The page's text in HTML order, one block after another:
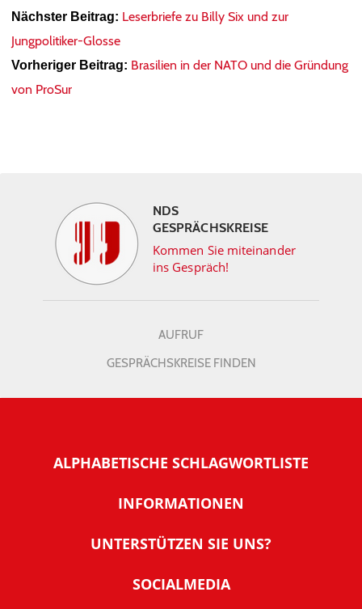
Nächster Beitrag: Leserbriefe zu Billy Six und zur
Jungpolitiker-Glosse
Vorheriger Beitrag: Brasilien in der NATO und die Gründung
von ProSur
NDS
GESPRÄCHSKREISE
Kommen Sie miteinander
ins Gespräch!
AUFRUF
GESPRÄCHSKREISE FINDEN
ALPHABETISCHE SCHLAGWORTLISTE
INFORMATIONEN
Warum NachDenkSeiten
Tipps zur Nutzung der NachDenkSeiten
UNTERSTÜTZEN SIE UNS?
SOCIALMEDIA